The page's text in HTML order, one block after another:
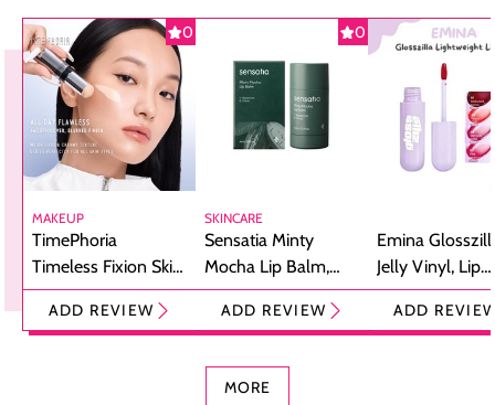
0
MAKEUP
TimePhoria
Timeless Fixion Skin
Tint Stick,
Foundation dan
ADD REVIEW
0
SKINCARE
Sensatia Minty
Mocha Lip Balm,
Pelembap Bibir
dengan Aroma
ADD REVIEW
Emina
Jelly Vinyl, Lip
Cream Glossy
Ringan
ADD
MORE